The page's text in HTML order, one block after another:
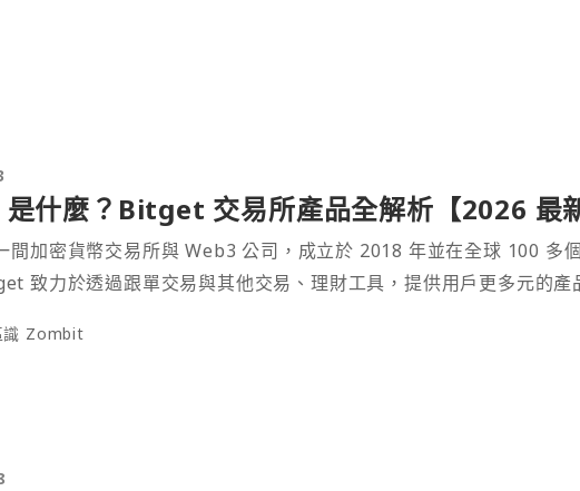
什麼？Bitget 交易所產品全解析【2026 最新
加密貨幣交易所與 Web3 公司，成立於 2018 年並在全球 100 多
致力於透過跟單交易與其他交易、理財工具，提供用戶更多元的產
識 Zombit